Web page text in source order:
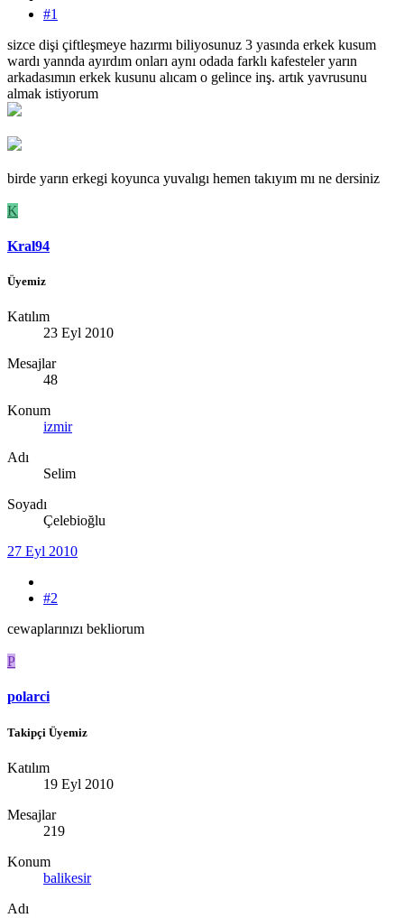
#1
sizce dişi çiftleşmeye hazırmı biliyosunuz 3 yasında erkek kusum
wardı yannda ayırdım onları aynı odada farklı kafesteler yarın
arkadasımın erkek kusunu alıcam o gelince inş. artık yavrusunu
almak istiyorum
birde yarın erkegi koyunca yuvalıgı hemen takıyım mı ne dersiniz
K
Kral94
Üyemiz
Katılım
23 Eyl 2010
Mesajlar
48
Konum
izmir
Adı
Selim
Soyadı
Çelebioğlu
27 Eyl 2010
#2
cewaplarınızı bekliorum
P
polarci
Takipçi Üyemiz
Katılım
19 Eyl 2010
Mesajlar
219
Konum
balikesir
Adı